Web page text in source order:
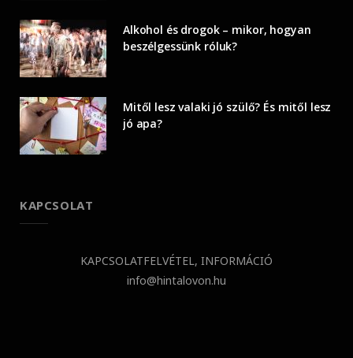
Alkohol és drogok – mikor, hogyan
beszélgessünk róluk?
Mitől lesz valaki jó szülő? És mitől lesz
jó apa?
KAPCSOLAT
KAPCSOLATFELVÉTEL, INFORMÁCIÓ
info@hintalovon.hu